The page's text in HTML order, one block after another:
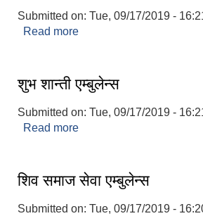
Submitted on: Tue, 09/17/2019 -
Read more
शुभ शान्ती एम्बुलेन्स
Submitted on: Tue, 09/17/2019 -
Read more
शिव समाज सेवा एम्बुलेन्स
Submitted on: Tue, 09/17/2019 -